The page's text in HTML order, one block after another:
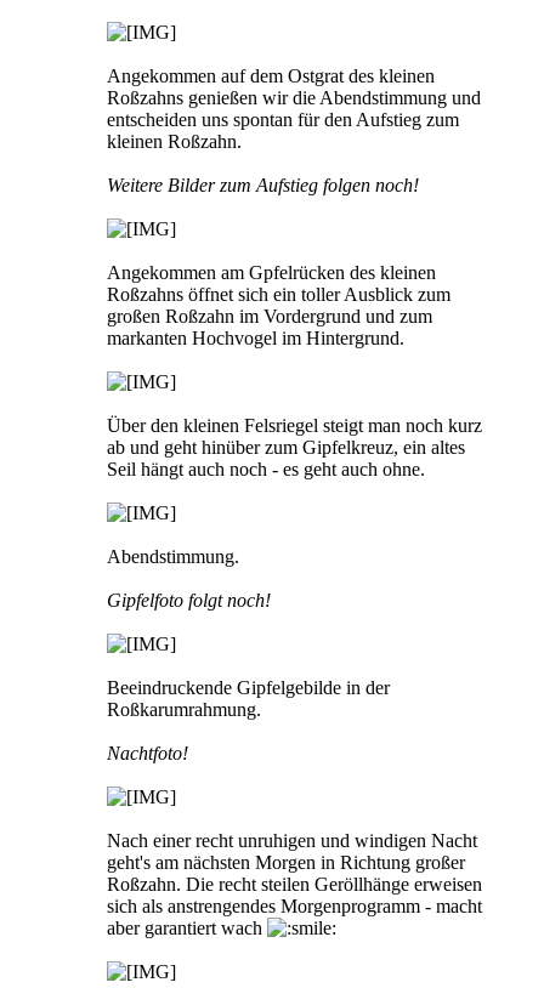
Angekommen auf dem Ostgrat des kleinen
Roßzahns genießen wir die Abendstimmung und
entscheiden uns spontan für den Aufstieg zum
kleinen Roßzahn.
Weitere Bilder zum Aufstieg folgen noch!
Angekommen am Gpfelrücken des kleinen
Roßzahns öffnet sich ein toller Ausblick zum
großen Roßzahn im Vordergrund und zum
markanten Hochvogel im Hintergrund.
Über den kleinen Felsriegel steigt man noch kurz
ab und geht hinüber zum Gipfelkreuz, ein altes
Seil hängt auch noch - es geht auch ohne.
Abendstimmung.
Gipfelfoto folgt noch!
Beeindruckende Gipfelgebilde in der
Roßkarumrahmung.
Nachtfoto!
Nach einer recht unruhigen und windigen Nacht
geht's am nächsten Morgen in Richtung großer
Roßzahn. Die recht steilen Geröllhänge erweisen
sich als anstrengendes Morgenprogramm - macht
aber garantiert wach